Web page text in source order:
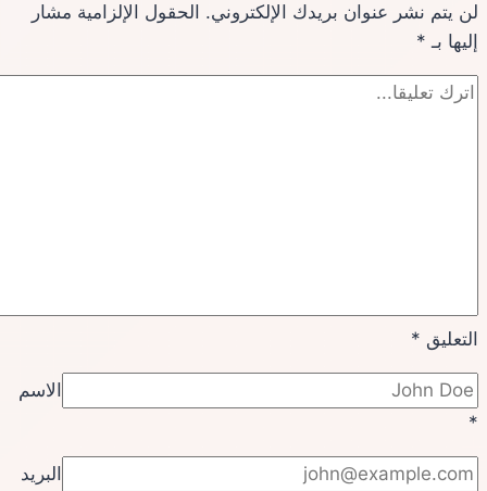
لن يتم نشر عنوان بريدك الإلكتروني. الحقول الإلزامية مشار
إليها بـ *
التعليق *
الاسم
*
البريد